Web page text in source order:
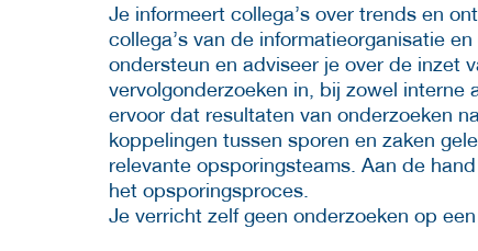
Je informeert collega’s over trends en
collega’s van de informatieorganisatie
ondersteun en adviseer je over de inzet
vervolgonderzoeken in, bij zowel interne
ervoor dat resultaten van onderzoeken
koppelingen tussen sporen en zaken
relevante opsporingsteams. Aan de
het opsporingsproces.
Je verricht zelf geen onderzoeken op